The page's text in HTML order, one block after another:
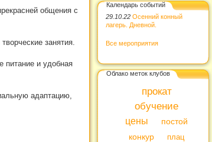
общения с
занятия.
питание и удобная
адаптацию,
Календарь событий
29.10.22 Осенний конный
лагерь. Дневной.
Все мероприятия
Облако меток клубов
прокат
обучение
цены
постой
конкур
плац